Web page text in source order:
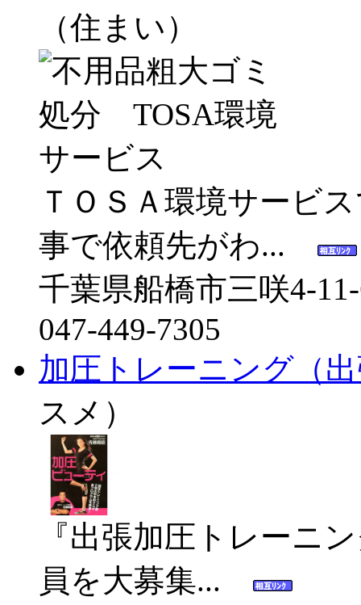
（住まい）
ＴＯＳＡ環境サービ
事で依頼先がわ...
千葉県船橋市三咲4-
047-449-7305
加圧トレーニング（
スメ）
『出張加圧トレーニ
員を大募集...